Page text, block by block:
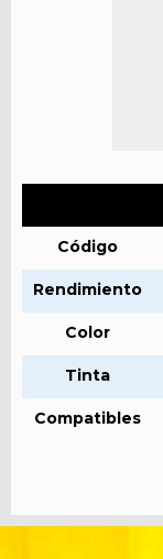
Código
Rendimiento
Color
Tinta
Compatibles